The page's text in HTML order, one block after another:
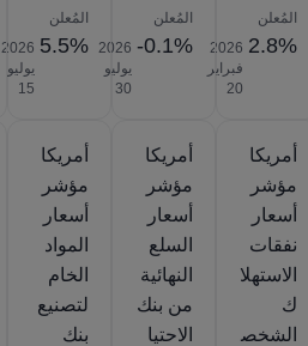
المُعلن
2.8%
2026‎
فبراير
‎20
المُعلن
-0.1%
2026‎
يوليو
‎30
المُعلن
5.5%
2026‎
يوليو
‎15
أمريكا
مؤشر
أسعار
نفقات
الاستهلا
ك
الشخص
أمريكا
مؤشر
أسعار
السلع
النهائية
من بنك
الاحتيا
أمريكا
مؤشر
أسعار
المواد
الخام
لتصنيع
بنك